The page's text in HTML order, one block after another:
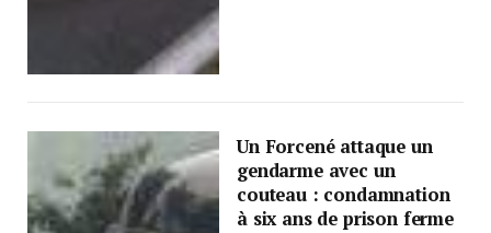
Un Forcené attaque un
gendarme avec un
couteau : condamnation
à six ans de prison ferme